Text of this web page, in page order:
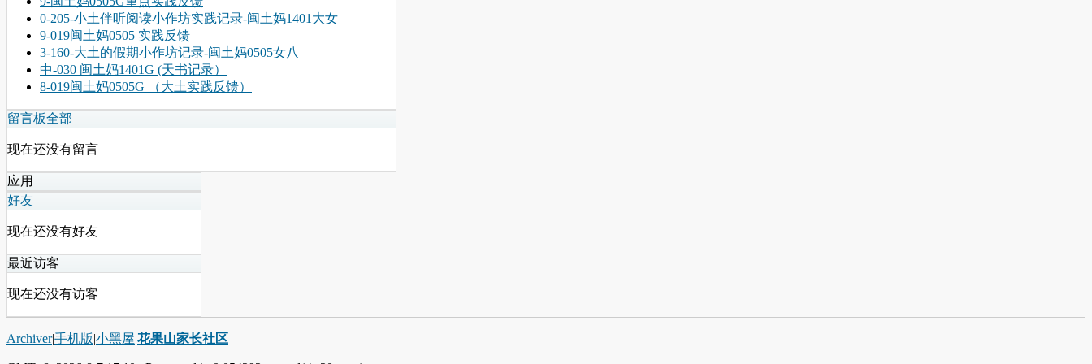
0-205-小土伴听阅读小作坊实践记录-闽土妈1401大女
9-019闽土妈0505 实践反馈
3-160-大土的假期小作坊记录-闽土妈0505女八
中-030 闽土妈1401G (天书记录）
8-019闽土妈0505G （大土实践反馈）
留言板全部
现在还没有留言
应用
好友
现在还没有好友
最近访客
现在还没有访客
Archiver|手机版|小黑屋|花果山家长社区